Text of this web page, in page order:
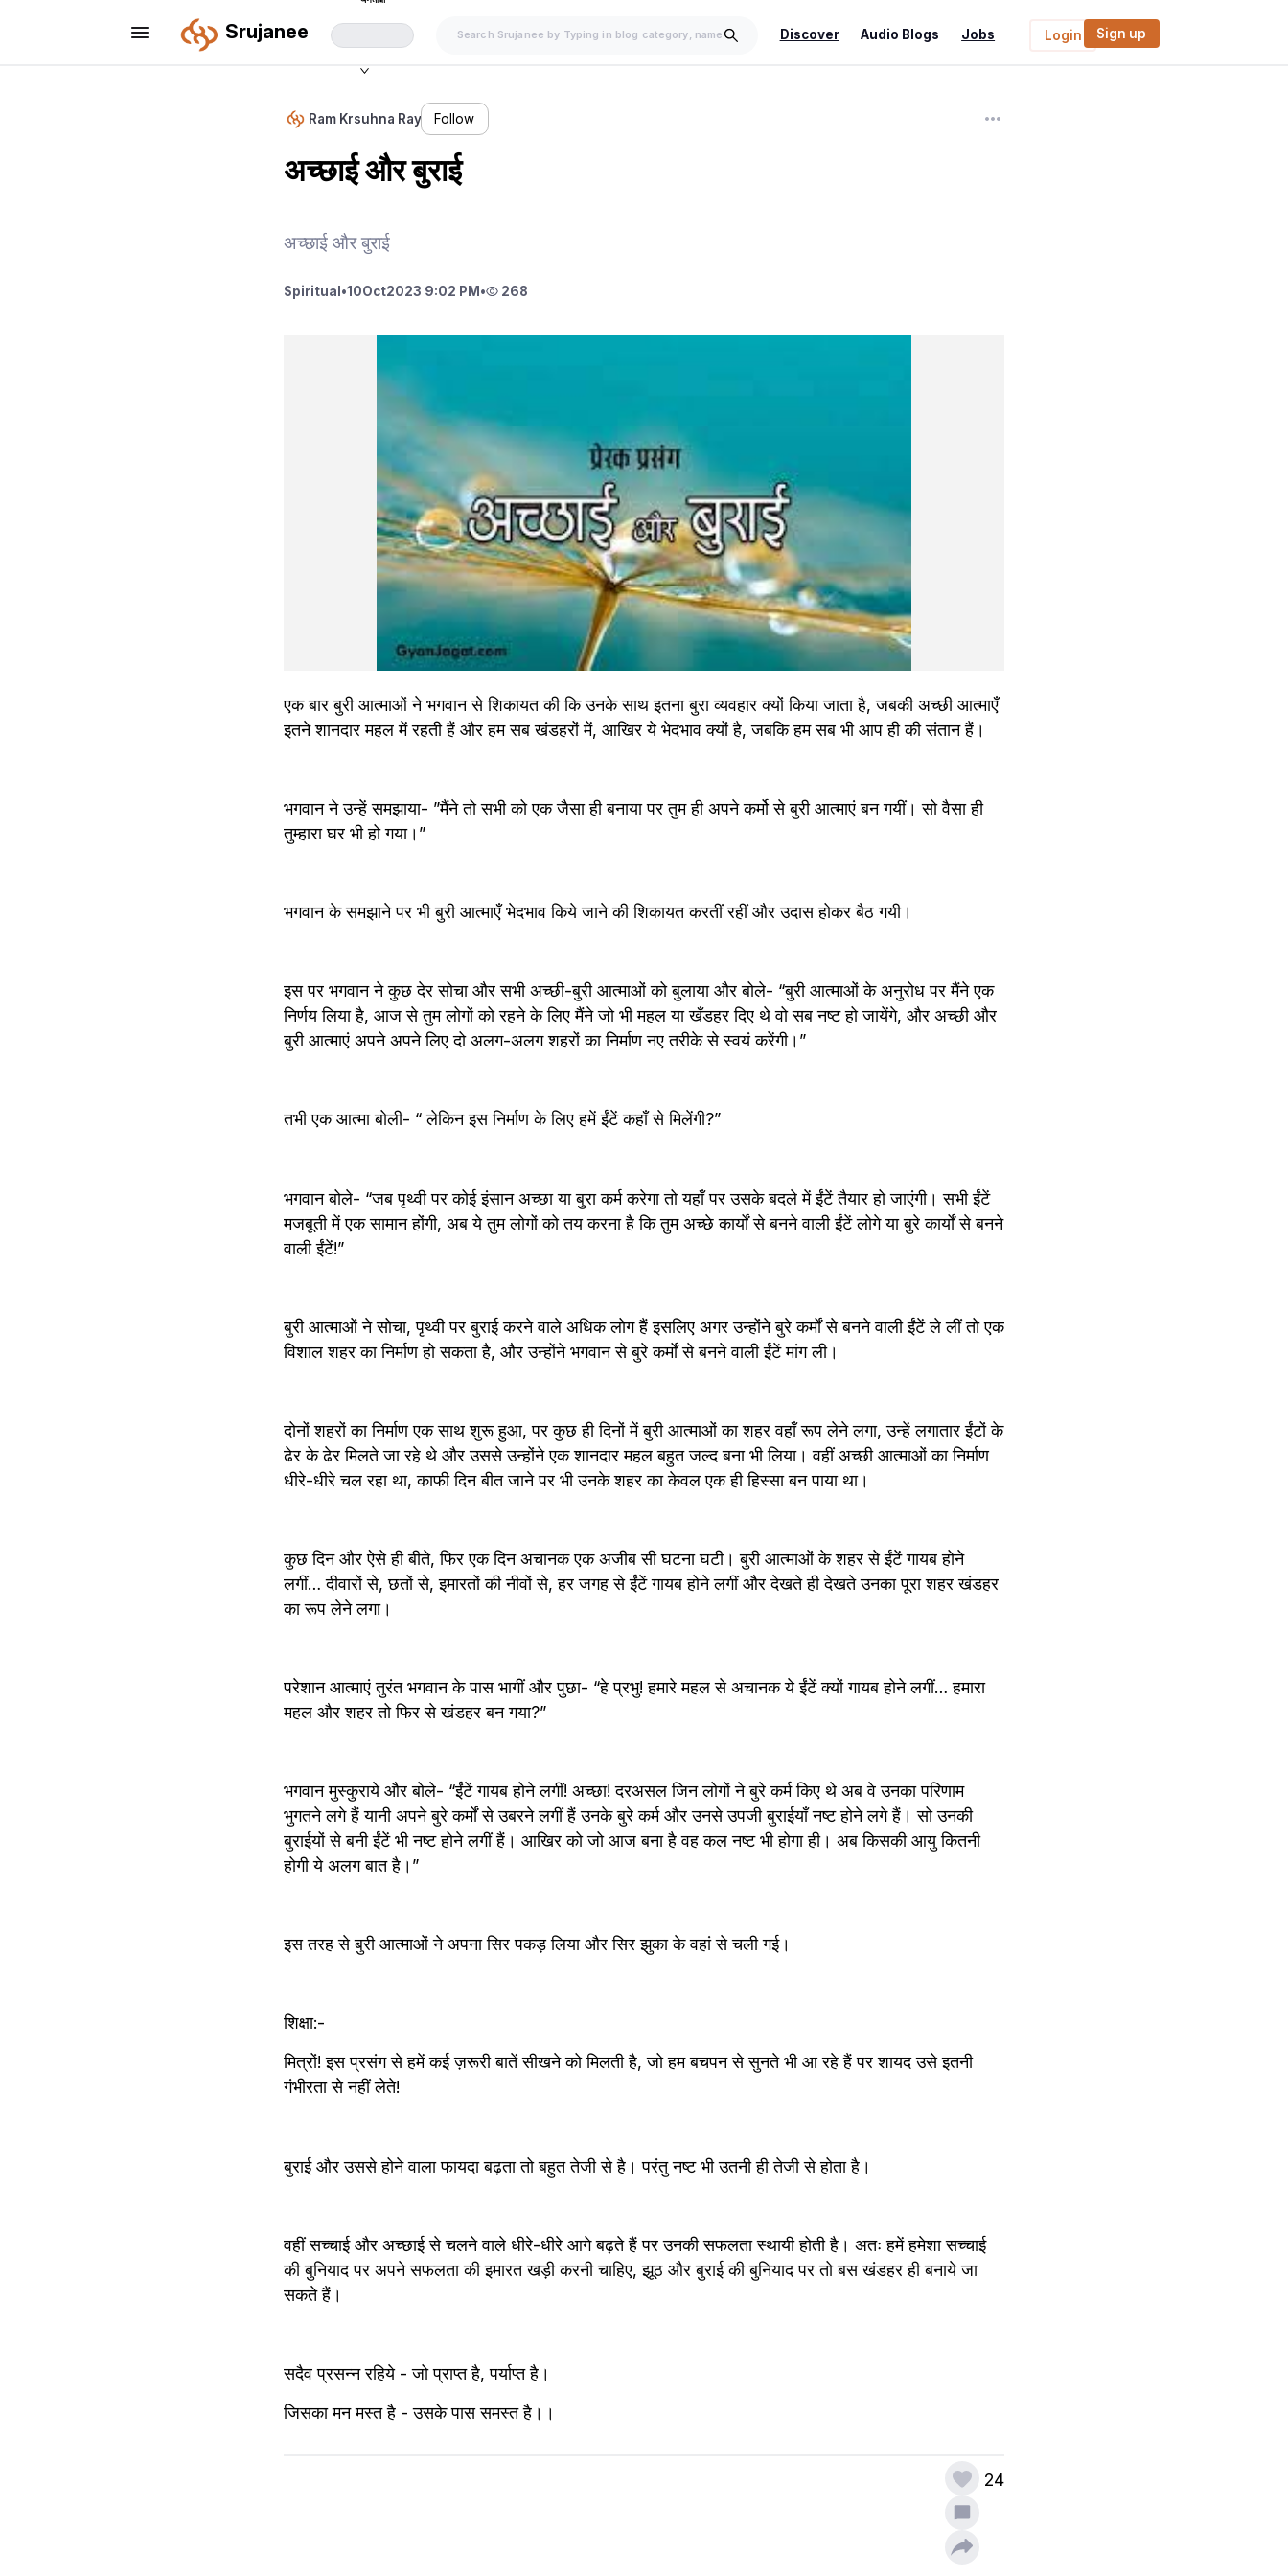
Srujanee Discover Audio Blogs Jobs Login Sign up
Ram Krsuhna Ray Follow
अच्छाई और बुराई
अच्छाई और बुराई
Spiritual •10Oct2023 9:02 PM • 268
एक बार बुरी आत्माओं ने भगवान से शिकायत की कि उनके साथ इतना बुरा व्यवहार क्यों किया जाता है, जबकी अच्छी आत्माएँ
इतने शानदार महल में रहती हैं और हम सब खंडहरों में, आखिर ये भेदभाव क्यों है, जबकि हम सब भी आप ही की संतान हैं।
भगवान ने उन्हें समझाया- ”मैंने तो सभी को एक जैसा ही बनाया पर तुम ही अपने कर्मो से बुरी आत्माएं बन गयीं। सो वैसा ही
तुम्हारा घर भी हो गया।”
भगवान के समझाने पर भी बुरी आत्माएँ भेदभाव किये जाने की शिकायत करतीं रहीं और उदास होकर बैठ गयी।
इस पर भगवान ने कुछ देर सोचा और सभी अच्छी-बुरी आत्माओं को बुलाया और बोले- “बुरी आत्माओं के अनुरोध पर मैंने एक
निर्णय लिया है, आज से तुम लोगों को रहने के लिए मैंने जो भी महल या खँडहर दिए थे वो सब नष्ट हो जायेंगे, और अच्छी और
बुरी आत्माएं अपने अपने लिए दो अलग-अलग शहरों का निर्माण नए तरीके से स्वयं करेंगी।”
तभी एक आत्मा बोली- “ लेकिन इस निर्माण के लिए हमें ईंटें कहाँ से मिलेंगी?”
भगवान बोले- “जब पृथ्वी पर कोई इंसान अच्छा या बुरा कर्म करेगा तो यहाँ पर उसके बदले में ईंटें तैयार हो जाएंगी। सभी ईंटें
मजबूती में एक सामान होंगी, अब ये तुम लोगों को तय करना है कि तुम अच्छे कार्यों से बनने वाली ईंटें लोगे या बुरे कार्यों से बनने
वाली ईंटें!”
बुरी आत्माओं ने सोचा, पृथ्वी पर बुराई करने वाले अधिक लोग हैं इसलिए अगर उन्होंने बुरे कर्मों से बनने वाली ईंटें ले लीं तो एक
विशाल शहर का निर्माण हो सकता है, और उन्होंने भगवान से बुरे कर्मों से बनने वाली ईंटें मांग ली।
दोनों शहरों का निर्माण एक साथ शुरू हुआ, पर कुछ ही दिनों में बुरी आत्माओं का शहर वहाँ रूप लेने लगा, उन्हें लगातार ईंटों के
ढेर के ढेर मिलते जा रहे थे और उससे उन्होंने एक शानदार महल बहुत जल्द बना भी लिया। वहीं अच्छी आत्माओं का निर्माण
धीरे-धीरे चल रहा था, काफी दिन बीत जाने पर भी उनके शहर का केवल एक ही हिस्सा बन पाया था।
कुछ दिन और ऐसे ही बीते, फिर एक दिन अचानक एक अजीब सी घटना घटी। बुरी आत्माओं के शहर से ईंटें गायब होने
लगीं… दीवारों से, छतों से, इमारतों की नीवों से, हर जगह से ईंटें गायब होने लगीं और देखते ही देखते उनका पूरा शहर खंडहर
का रूप लेने लगा।
परेशान आत्माएं तुरंत भगवान के पास भागीं और पुछा- “हे प्रभु! हमारे महल से अचानक ये ईंटें क्यों गायब होने लगीं… हमारा
महल और शहर तो फिर से खंडहर बन गया?”
भगवान मुस्कुराये और बोले- “ईंटें गायब होने लगीं! अच्छा! दरअसल जिन लोगों ने बुरे कर्म किए थे अब वे उनका परिणाम
भुगतने लगे हैं यानी अपने बुरे कर्मों से उबरने लगीं हैं उनके बुरे कर्म और उनसे उपजी बुराईयाँ नष्ट होने लगे हैं। सो उनकी
बुराईयों से बनी ईंटें भी नष्ट होने लगीं हैं। आखिर को जो आज बना है वह कल नष्ट भी होगा ही। अब किसकी आयु कितनी
होगी ये अलग बात है।”
इस तरह से बुरी आत्माओं ने अपना सिर पकड़ लिया और सिर झुका के वहां से चली गई।
शिक्षा:-
मित्रों! इस प्रसंग से हमें कई ज़रूरी बातें सीखने को मिलती है, जो हम बचपन से सुनते भी आ रहे हैं पर शायद उसे इतनी
गंभीरता से नहीं लेते!
बुराई और उससे होने वाला फायदा बढ़ता तो बहुत तेजी से है। परंतु नष्ट भी उतनी ही तेजी से होता है।
वहीं सच्चाई और अच्छाई से चलने वाले धीरे-धीरे आगे बढ़ते हैं पर उनकी सफलता स्थायी होती है। अतः हमें हमेशा सच्चाई
की बुनियाद पर अपने सफलता की इमारत खड़ी करनी चाहिए, झूठ और बुराई की बुनियाद पर तो बस खंडहर ही बनाये जा
सकते हैं।
सदैव प्रसन्न रहिये - जो प्राप्त है, पर्याप्त है।
जिसका मन मस्त है - उसके पास समस्त है।।
24